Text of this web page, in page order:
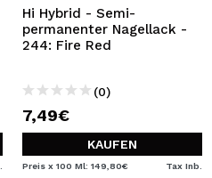
Hi Hybrid - Semi-
permanenter Nagellack -
244: Fire Red
(0)
7,49€
KAUFEN
Preis x 100 Ml: 149,80€ Tax Inb.